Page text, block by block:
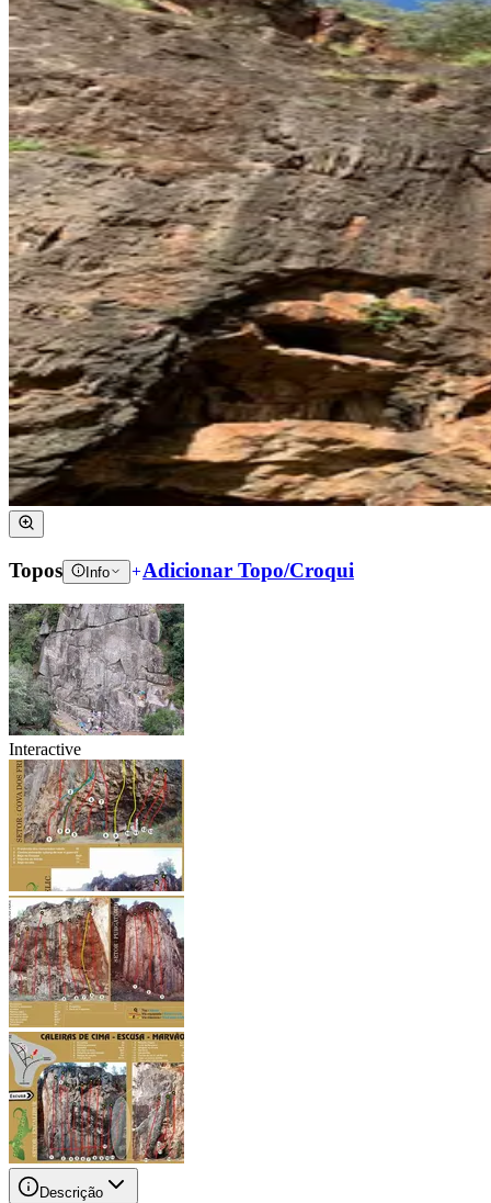
Topos Info Adicionar Topo/Croqui
Interactive
Descrição